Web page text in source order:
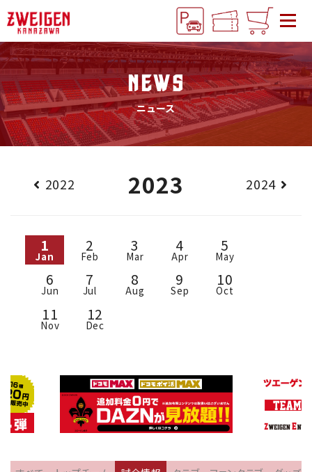
NEWS
ニュース
2022 2023 2024
1
Jan
2
Feb
3
Mar
4
Apr
5
May
6
Jun
7
Jul
8
Aug
9
Sep
10
Oct
11
Nov
12
Dec